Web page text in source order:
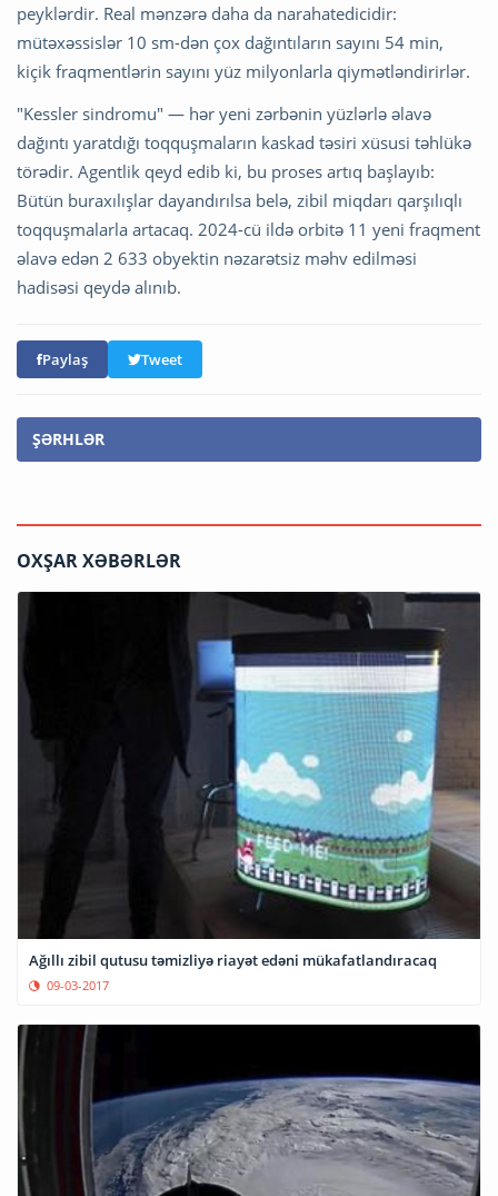
peyklərdir. Real mənzərə daha da narahatedicidir:
mütəxəssislər 10 sm-dən çox dağıntıların sayını 54 min,
kiçik fraqmentlərin sayını yüz milyonlarla qiymətləndirirlər.
"Kessler sindromu" — hər yeni zərbənin yüzlərlə əlavə
dağıntı yaratdığı toqquşmaların kaskad təsiri xüsusi təhlükə
törədir. Agentlik qeyd edib ki, bu proses artıq başlayıb:
Bütün buraxılışlar dayandırılsa belə, zibil miqdarı qarşılıqlı
toqquşmalarla artacaq. 2024-cü ildə orbitə 11 yeni fraqment
əlavə edən 2 633 obyektin nəzarətsiz məhv edilməsi
hadisəsi qeydə alınıb.
Paylaş Tweet
ŞƏRHLƏR
OXŞAR XƏBƏRLƏR
Ağıllı zibil qutusu təmizliyə riayət edəni mükafatlandıracaq
09-03-2017